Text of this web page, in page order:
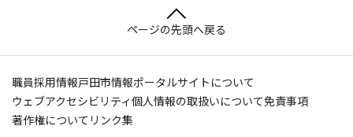
ページの先頭へ戻る
職員採用情報戸田市情報ポータルサイトについて
ウェブアクセシビリティ個人情報の取扱いについて免責事項
著作権について リンク集